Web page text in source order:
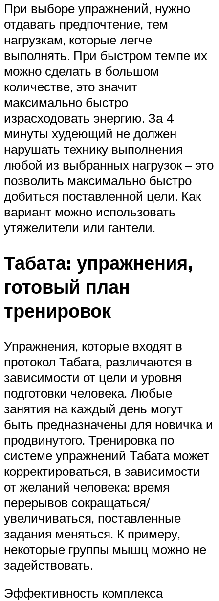
При выборе упражнений, нужно
отдавать предпочтение, тем
нагрузкам, которые легче
выполнять. При быстром темпе их
можно сделать в большом
количестве, это значит
максимально быстро
израсходовать энергию. За 4
минуты худеющий не должен
нарушать технику выполнения
любой из выбранных нагрузок – это
позволить максимально быстро
добиться поставленной цели. Как
вариант можно использовать
утяжелители или гантели.
Табата: упражнения,
готовый план
тренировок
Упражнения, которые входят в
протокол Табата, различаются в
зависимости от цели и уровня
подготовки человека. Любые
занятия на каждый день могут
быть предназначены для новичка и
продвинутого. Тренировка по
системе упражнений Табата может
корректироваться, в зависимости
от желаний человека: время
перерывов сокращаться/
увеличиваться, поставленные
задания меняться. К примеру,
некоторые группы мышц можно не
задействовать.
Эффективность комплекса